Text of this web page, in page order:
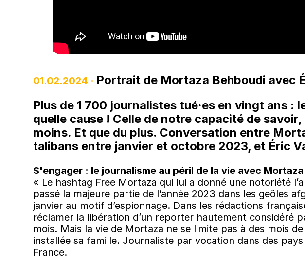
01.02.2024 · Portrait de Mortaza Behboudi avec
Plus de 1 700 journalistes tué·es en vingt ans
quelle cause ! Celle de notre capacité de
moins. Et que du plus. Conversation entre
talibans entre janvier et octobre 2023, et Éric
S'engager : le journalisme au péril de la vie avec
« Le hashtag Free Mortaza qui lui a donné une notoriété
passé la majeure partie de l’année 2023 dans les geôles
janvier au motif d’espionnage. Dans les rédactions
réclamer la libération d’un reporter hautement considéré
mois. Mais la vie de Mortaza ne se limite pas à des mois
installée sa famille. Journaliste par vocation dans des
France.